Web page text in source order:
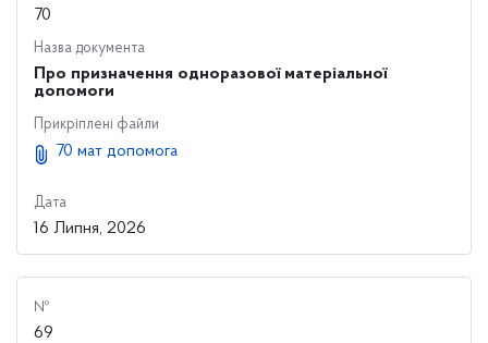
70
Назва документа
Про призначення одноразової матеріальної
допомоги
Прикріплені файли
70 мат допомога
Дата
16 Липня, 2026
№
69